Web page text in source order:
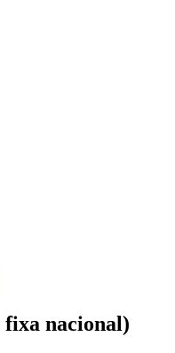
fixa nacional)